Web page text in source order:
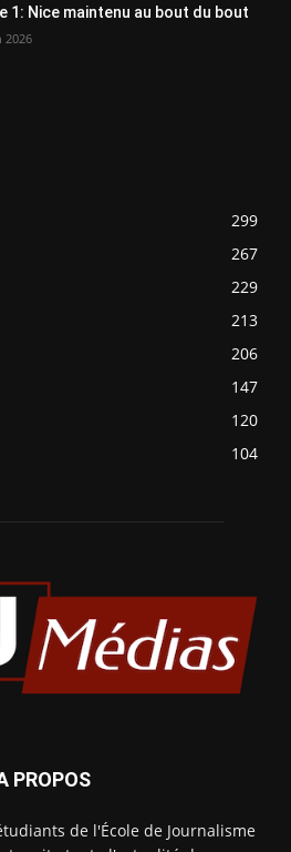
1: Nice maintenu au bout du bout
2026
299
267
229
213
206
147
120
104
PROPOS
de l'École de Journalisme